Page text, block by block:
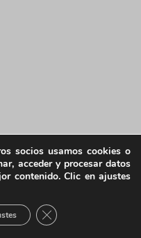
socios usamos cookies o
acceder y procesar datos
contenido. Clic en ajustes
Cerrar el banner de